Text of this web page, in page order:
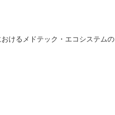
けるメドテック・エコシステムの